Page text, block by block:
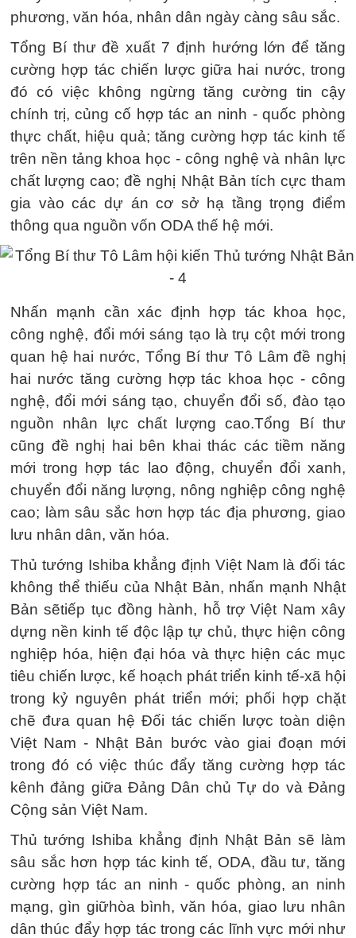
phương, văn hóa, nhân dân ngày càng sâu sắc.
Tổng Bí thư đề xuất 7 định hướng lớn để tăng
cường hợp tác chiến lược giữa hai nước, trong
đó có việc không ngừng tăng cường tin cậy
chính trị, củng cố hợp tác an ninh - quốc phòng
thực chất, hiệu quả; tăng cường hợp tác kinh tế
trên nền tảng khoa học - công nghệ và nhân lực
chất lượng cao; đề nghị Nhật Bản tích cực tham
gia vào các dự án cơ sở hạ tầng trọng điểm
thông qua nguồn vốn ODA thế hệ mới.
Nhấn mạnh cần xác định hợp tác khoa học,
công nghệ, đổi mới sáng tạo là trụ cột mới trong
quan hệ hai nước, Tổng Bí thư Tô Lâm đề nghị
hai nước tăng cường hợp tác khoa học - công
nghệ, đổi mới sáng tạo, chuyển đổi số, đào tạo
nguồn nhân lực chất lượng cao.Tổng Bí thư
cũng đề nghị hai bên khai thác các tiềm năng
mới trong hợp tác lao động, chuyển đổi xanh,
chuyển đổi năng lượng, nông nghiệp công nghệ
cao; làm sâu sắc hơn hợp tác địa phương, giao
lưu nhân dân, văn hóa.
Thủ tướng Ishiba khẳng định Việt Nam là đối tác
không thể thiếu của Nhật Bản, nhấn mạnh Nhật
Bản sẽtiếp tục đồng hành, hỗ trợ Việt Nam xây
dựng nền kinh tế độc lập tự chủ, thực hiện công
nghiệp hóa, hiện đại hóa và thực hiện các mục
tiêu chiến lược, kế hoạch phát triển kinh tế-xã hội
trong kỷ nguyên phát triển mới; phối hợp chặt
chẽ đưa quan hệ Đối tác chiến lược toàn diện
Việt Nam - Nhật Bản bước vào giai đoạn mới
trong đó có việc thúc đẩy tăng cường hợp tác
kênh đảng giữa Đảng Dân chủ Tự do và Đảng
Cộng sản Việt Nam.
Thủ tướng Ishiba khẳng định Nhật Bản sẽ làm
sâu sắc hơn hợp tác kinh tế, ODA, đầu tư, tăng
cường hợp tác an ninh - quốc phòng, an ninh
mạng, gìn giữhòa bình, văn hóa, giao lưu nhân
dân thúc đẩy hợp tác trong các lĩnh vực mới như